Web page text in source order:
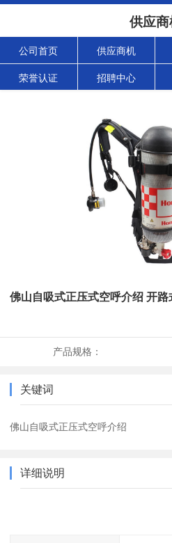
供应商
公司首页 供应商机
荣誉认证 招聘中心
佛山自吸式正压式空呼介绍 开路
产品规格：
关键词
佛山自吸式正压式空呼介绍
详细说明